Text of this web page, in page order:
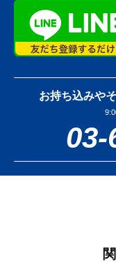
お持ち込みや
03-